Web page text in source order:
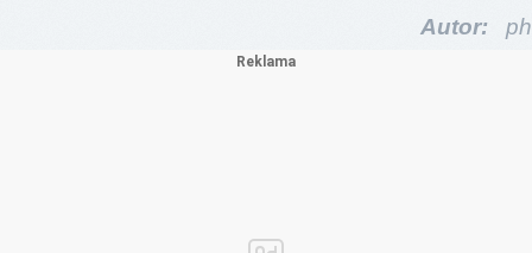
Autor: ph